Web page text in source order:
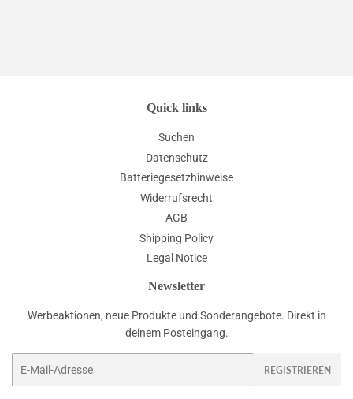
Quick links
Suchen
Datenschutz
Batteriegesetzhinweise
Widerrufsrecht
AGB
Shipping Policy
Legal Notice
Newsletter
Werbeaktionen, neue Produkte und Sonderangebote. Direkt in
deinem Posteingang.
REGISTRIEREN